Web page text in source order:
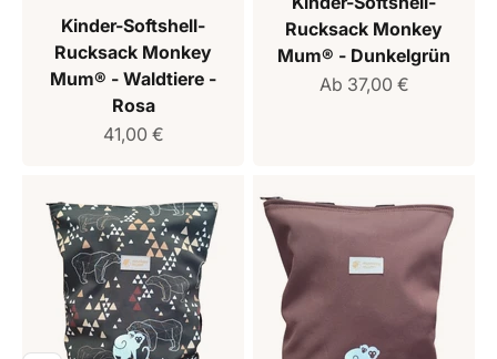
Kinder-Softshell-
Rucksack Monkey
Mum® - Waldtiere -
Rosa
Verkaufspreis
41,00 €
Rucksack Monkey
Mum® - Dunkelgrün
Verkaufspreis
Ab 37,00 €